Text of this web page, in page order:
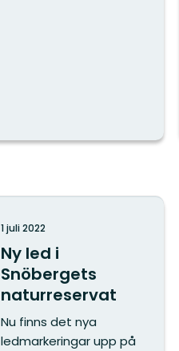
Ny led i
Snöbergets
naturreservat
1 juli 2022
Nu finns det nya
ledmarkeringar upp på